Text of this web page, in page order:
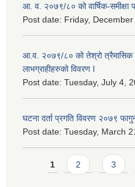
आ. व. २०७९/८० को वार्षिक-समीक्षा
Post date: Friday,
आ.व. २०७९/८० को तेश्रो त्रैमासिक
लाभग्राहीहरुको विवरण l
Post date: Tuesday, July 4,
घटना दर्ता प्रगति विवरण २०७९
Post date: Tuesday, March
Pages
1 2 3